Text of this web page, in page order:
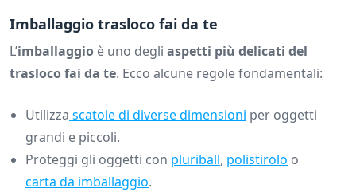
Imballaggio trasloco fai da te
L’imballaggio è uno degli aspetti più delicati del
trasloco fai da te. Ecco alcune regole fondamentali:
Utilizza scatole di diverse dimensioni per oggetti
grandi e piccoli.
Proteggi gli oggetti con pluriball, polistirolo o
carta da imballaggio.